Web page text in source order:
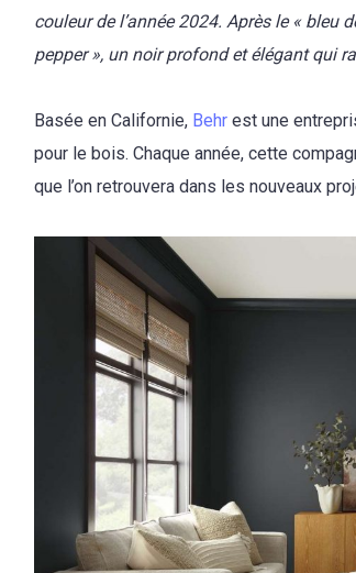
couleur de l’année 2024. Après le « bleu
pepper », un noir profond et élégant qui
Basée en Californie, Behr est une
pour le bois. Chaque année, cette
que l’on retrouvera dans les nouveaux